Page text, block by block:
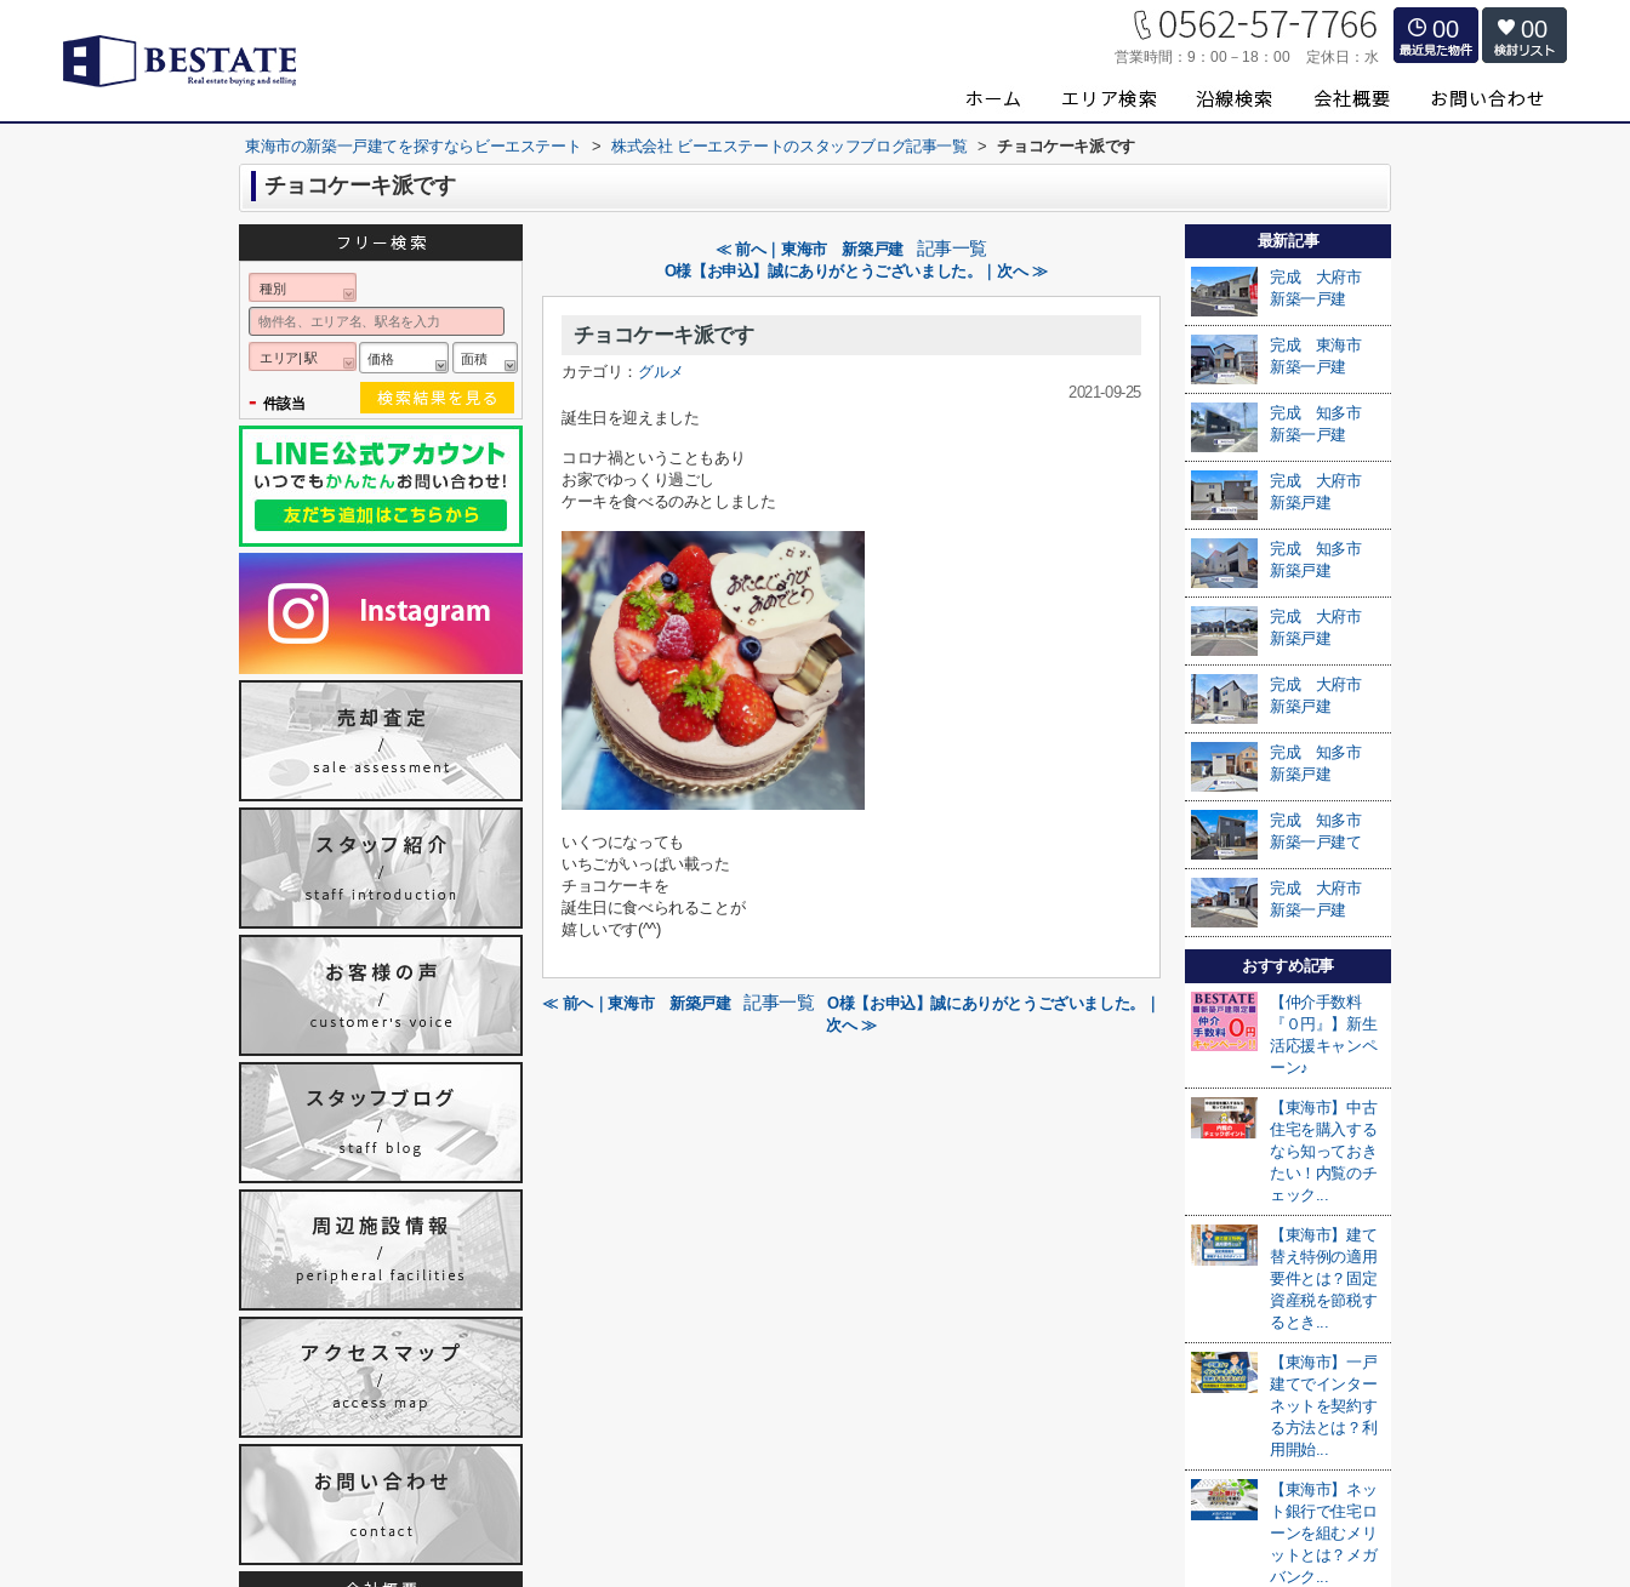
営業時間： 9：00－18：00 定休日： 水
00 00
東海市の新築一戸建てを探すならビーエステート > 株式会社 ビーエステートのスタッフブログ記事一覧 > チョコケーキ派です
チョコケーキ派です
≪ 前へ｜東海市 新築戸建 記事一覧
O様【お申込】誠にありがとうございました。｜次へ ≫
チョコケーキ派です
カテゴリ： グルメ
2021-09-25
誕生日を迎えました
コロナ禍ということもあり
お家でゆっくり過ごし
ケーキを食べるのみとしました
いくつになっても
いちごがいっぱい載った
チョコケーキを
誕生日に食べられることが
嬉しいです(^^)
≪ 前へ｜東海市 新築戸建 記事一覧
O様【お申込】誠にありがとうございました。｜
次へ ≫
最新記事
完成 大府市
新築一戸建
完成 東海市
新築一戸建
完成 知多市
新築一戸建
完成 大府市
新築戸建
完成 知多市
新築戸建
完成 大府市
新築戸建
完成 大府市
新築戸建
完成 知多市
新築戸建
完成 知多市
新築一戸建て
完成 大府市
新築一戸建
おすすめ記事
【仲介手数料
『０円』】新生
活応援キャンペ
ーン♪
【東海市】中古
住宅を購入する
なら知っておき
たい！内覧のチ
ェック...
【東海市】建て
替え特例の適用
要件とは？固定
資産税を節税す
るとき...
【東海市】一戸
建てでインター
ネットを契約す
る方法とは？利
用開始...
【東海市】ネッ
ト銀行で住宅ロ
ーンを組むメリ
ットとは？メガ
バンク...
種別
エリア| 駅 価格 面積
- 件該当